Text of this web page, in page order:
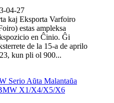
04-27
kaj Eksporta Varfoiro
estas ampleksa
en Ĉinio. Ĝi
de la 15-a de aprilo
kun pli ol 900...